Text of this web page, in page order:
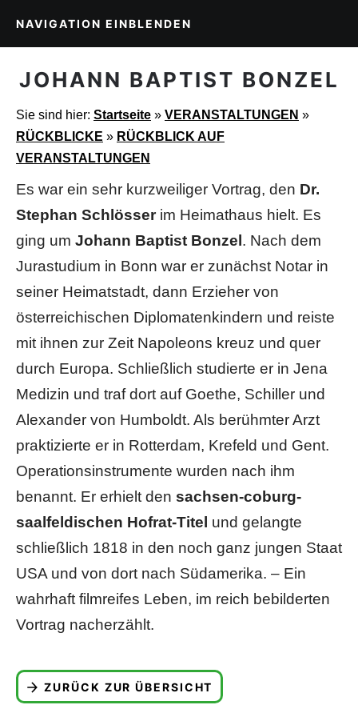
NAVIGATION EINBLENDEN
JOHANN BAPTIST BONZEL
Sie sind hier: Startseite » VERANSTALTUNGEN »
RÜCKBLICKE » RÜCKBLICK AUF
VERANSTALTUNGEN
Es war ein sehr kurzweiliger Vortrag, den Dr.
Stephan Schlösser im Heimathaus hielt. Es
ging um Johann Baptist Bonzel . Nach dem
Jurastudium in Bonn war er zunächst Notar in
seiner Heimatstadt, dann Erzieher von
österreichischen Diplomatenkindern und reiste
mit ihnen zur Zeit Napoleons kreuz und quer
durch Europa. Schließlich studierte er in Jena
Medizin und traf dort auf Goethe, Schiller und
Alexander von Humboldt. Als berühmter Arzt
praktizierte er in Rotterdam, Krefeld und Gent.
Operationsinstrumente wurden nach ihm
benannt. Er erhielt den sachsen-coburg-
saalfeldischen Hofrat-Titel und gelangte
schließlich 1818 in den noch ganz jungen Staat
USA und von dort nach Südamerika. – Ein
wahrhaft filmreifes Leben, im reich bebilderten
Vortrag nacherzählt.
ZURÜCK ZUR ÜBERSICHT